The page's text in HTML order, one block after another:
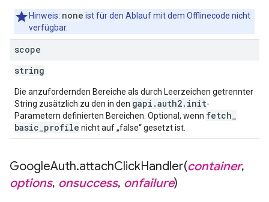
Hinweis: none ist für den Ablauf mit dem Offlinecode nicht
verfügbar.
scope
string
Die anzufordernden Bereiche als durch Leerzeichen getrennter
String zusätzlich zu den in den gapi .auth2. init-
Parametern definierten Bereichen. Optional, wenn fetch
basic profile nicht auf „false“ gesetzt ist.
GoogleAuth.attachClickHandler(container,
options, onsuccess, onfailure)